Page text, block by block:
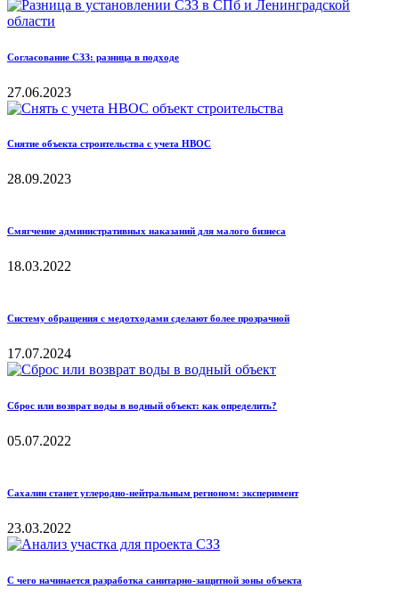
Согласование СЗЗ: разница в подходе
27.06.2023
Снятие объекта строительства с учета НВОС
28.09.2023
Смягчение административных наказаний для малого бизнеса
18.03.2022
Систему обращения с медотходами сделают более прозрачной
17.07.2024
Сброс или возврат воды в водный объект: как определить?
05.07.2022
Сахалин станет углеродно-нейтральным регионом: эксперимент
23.03.2022
С чего начинается разработка санитарно-защитной зоны объекта